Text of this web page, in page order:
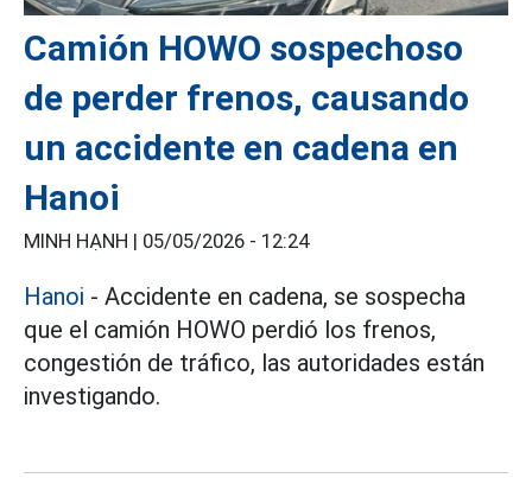
Camión HOWO sospechoso
de perder frenos, causando
un accidente en cadena en
Hanoi
MINH HẠNH | 05/05/2026 - 12:24
Hanoi - Accidente en cadena, se sospecha
que el camión HOWO perdió los frenos,
congestión de tráfico, las autoridades están
investigando.